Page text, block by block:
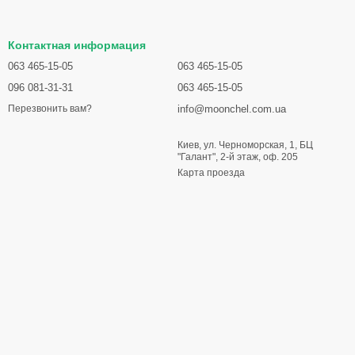
Контактная информация
063 465-15-05
096 081-31-31
Перезвонить вам?
063 465-15-05
063 465-15-05
info@moonchel.com.ua
Киев, ул. Черноморская, 1, БЦ
"Галант", 2-й этаж, оф. 205
Карта проезда